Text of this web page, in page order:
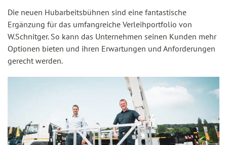
Die neuen Hubarbeitsbühnen sind eine fantastische
Ergänzung für das umfangreiche Verleihportfolio von
W.Schnitger. So kann das Unternehmen seinen Kunden mehr
Optionen bieten und ihren Erwartungen und Anforderungen
gerecht werden.